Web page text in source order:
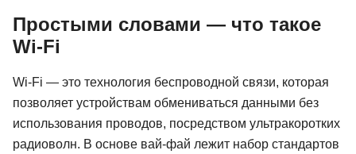
Простыми словами — что такое
Wi-Fi
Wi-Fi — это технология беспроводной связи, которая
позволяет устройствам обмениваться данными без
использования проводов, посредством ультракоротких
радиоволн. В основе вай-фай лежит набор стандартов